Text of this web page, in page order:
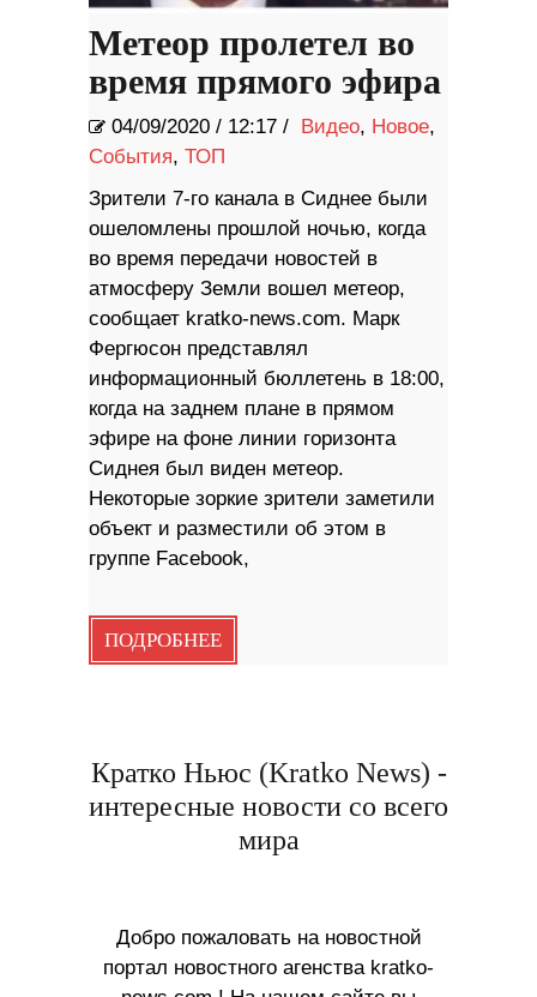
Метеор пролетел во
время прямого эфира
04/09/2020 / 12:17 / Видео, Новое,
События, ТОП
Зрители 7-го канала в Сиднее были
ошеломлены прошлой ночью, когда
во время передачи новостей в
атмосферу Земли вошел метеор,
сообщает kratko-news.com. Марк
Фергюсон представлял
информационный бюллетень в 18:00,
когда на заднем плане в прямом
эфире на фоне линии горизонта
Сиднея был виден метеор.
Некоторые зоркие зрители заметили
объект и разместили об этом в
группе Facebook,
ПОДРОБНЕЕ
Кратко Ньюс (Kratko News) -
интересные новости со всего
мира
Добро пожаловать на новостной
портал новостного агенства kratko-